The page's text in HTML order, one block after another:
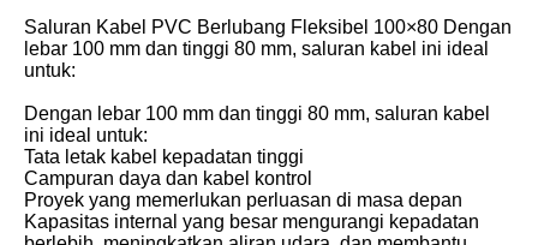
Saluran Kabel PVC Berlubang Fleksibel 100×80 Dengan
lebar 100 mm dan tinggi 80 mm, saluran kabel ini ideal
untuk:
Dengan lebar 100 mm dan tinggi 80 mm, saluran kabel
ini ideal untuk:
Tata letak kabel kepadatan tinggi
Campuran daya dan kabel kontrol
Proyek yang memerlukan perluasan di masa depan
Kapasitas internal yang besar mengurangi kepadatan